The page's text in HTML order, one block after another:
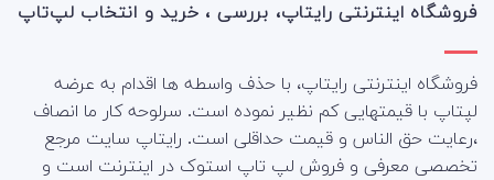
فروشگاه اینترنتی رایتاپ، بررسی ، خرید و انتخاب لپ‌تاپ
فروشگاه اینترنتی رایتاپ، با حذف واسطه ها اقدام به عرضه
لپتاپ با قیمتهایی کم نظیر نموده است. سرلوحه کار ما انصاف
،رعایت حق الناس و قیمت حداقلی است. رایتاپ سایت مرجع
تخصصی معرفی و فروش لپ تاپ استوک در اینترنت است و